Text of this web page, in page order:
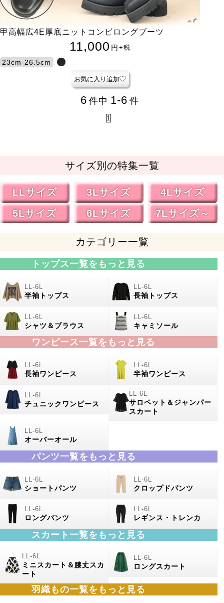
甲高幅広4E厚底ニットコンビロングブーツ
11,000 円 +税
23cm-26.5cm
お気に入り追加
6 件中 1-6 件
1
サイズ別の特集一覧
LLサイズ 3Lサイズ
4Lサイズ
5Lサイズ
6Lサイズ 7Lサイズ～
カテゴリー一覧
トップス一覧をもっと見る
半袖トップス 長袖トップス
シャツ＆ブラウス キャミソール
ワンピース一覧をもっと見る
長袖ワンピース 半袖ワンピース
チュニックワンピース
サロペット＆ジャンパー
スカート
オーバーオール
パンツ一覧をもっと見る
ショートパンツ クロップドパンツ
ロングパンツ レギンス・トレンカ
スカート一覧をもっと見る
ミニスカート＆膝丈スカ
ート
ロングスカート
羽織もの一覧をもっと見る